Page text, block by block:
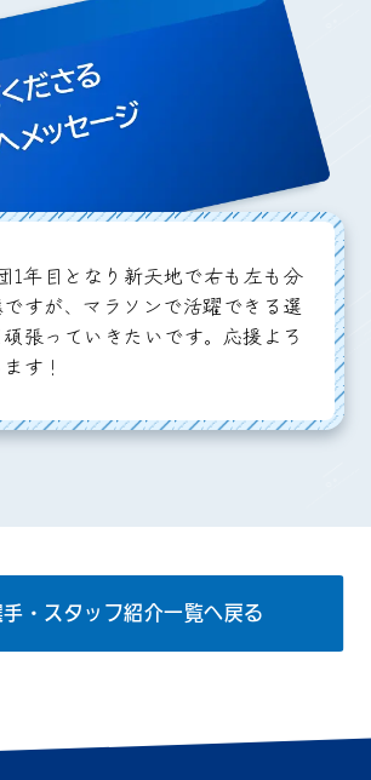
1年目となり新天地で右も左も分
すが、マラソンで活躍できる選
張っていきたいです。応援よろ
す！
・スタッフ紹介一覧へ戻る